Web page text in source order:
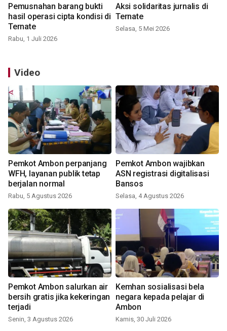
Pemusnahan barang bukti
hasil operasi cipta kondisi di
Ternate
Rabu, 1 Juli 2026
Aksi solidaritas jurnalis di
Ternate
Selasa, 5 Mei 2026
Video
Pemkot Ambon perpanjang
WFH, layanan publik tetap
berjalan normal
Rabu, 5 Agustus 2026
Pemkot Ambon wajibkan
ASN registrasi digitalisasi
Bansos
Selasa, 4 Agustus 2026
Pemkot Ambon salurkan air
bersih gratis jika kekeringan
terjadi
Senin, 3 Agustus 2026
Kemhan sosialisasi bela
negara kepada pelajar di
Ambon
Kamis, 30 Juli 2026